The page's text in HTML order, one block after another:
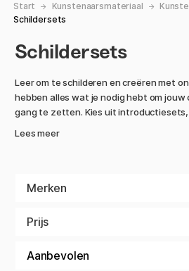
Start Kunstenaarsmateriaal
Schildersets
Schildersets
Leer om te schilderen en creëren met
hebben alles wat je nodig hebt om jouw
gang te zetten. Kies uit
lijnzaad- en zonnebloemolie, acryl - een
aquarel, waar de verf de zuiverste
bekend staat om zijn glans,
en traditionele pigmenten om
Lees meer
Merken
Prijs